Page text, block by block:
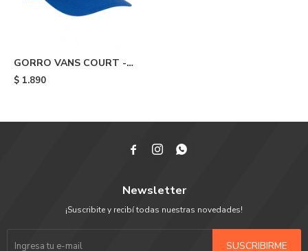
GORRO VANS COURT -
Blue
$ 1.890
  
Newsletter
¡Suscribite y recibí todas nuestras novedades!
SUSCRIBIRME